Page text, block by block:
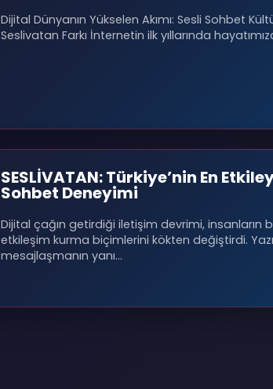
Dijital Dünyanın Yükselen Akımı: Sesli Sohbet
Seslivatan Farkı İnternetin ilk yıllarında
SESLİVATAN: Türkiye’nin En
Sohbet Deneyimi
Dijital çağın getirdiği iletişim devrimi, insanların
etkileşim kurma biçimlerini kökten değiştirdi.
mesajlaşmanın yanı…